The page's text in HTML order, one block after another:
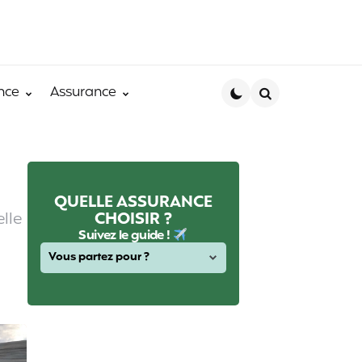
Assurance
QUELLE ASSURANCE
CHOISIR ?
Suivez le guide !